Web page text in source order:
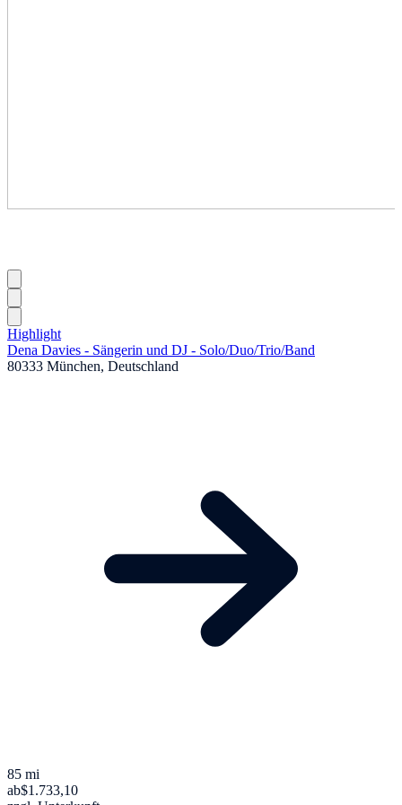
Highlight
Dena Davies - Sängerin und DJ - Solo/Duo/Trio/Band
80333 München, Deutschland
85 mi
ab$1.733,10